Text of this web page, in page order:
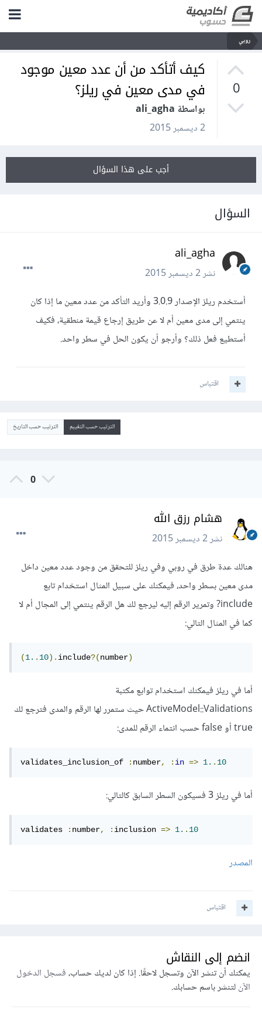
روبي
0
كيف أتأكد من أن عدد معين موجود
في مدى معين في ريلز؟
بواسطة ali_agha
2 ديسمبر 2015
أجب على هذا السؤال
السؤال
ali_agha
نشر2 ديسمبر 2015
أستخدم ريلز الإصدار 3.0.9 وأريد التأكد من عدد معين ما إذا كان
ينتمي إلى مدى معين أم لا عن طريق إرجاع قيمة منطقية، فكيف
أستطيع فعل ذلك؟ وأرجو أن يكون الحل في سطر واحد.
اقتباس
الترتيب حسب التقييم الترتيب حسب التاريخ
0
هشام رزق الله
نشر2 ديسمبر 2015
هنالك عدة طرق في روبي وفي ريلز للتحقق من وجود عدد معين داخل
مدى معين بسطر واحد، فيمكنك على سبيل المثال استخدام تابع
include? وتمرير الرقم إليه ليرجع لك هل الرقم ينتمي إلى المجال أم لا
كما في المثال التالي:
(1..10).include?(number)
أما في ريلز فيمكنك استخدام توابع مكتبة
ActiveModel::Validations حيث ستمرر لها الرقم والمدى فترجع لك
true أو false حسب انتماء الرقم للمدى:
validates_inclusion_of :number, :in => 1..10
أما في ريلز 3 فسيكون السطر السابق كالتالي:
validates :number, :inclusion => 1..10
المصدر
اقتباس
انضم إلى النقاش
يمكنك أن تنشر الآن وتسجل لاحقًا. إذا كان لديك حساب،فسجل الدخول
الآنلتنشر باسم حسابك.